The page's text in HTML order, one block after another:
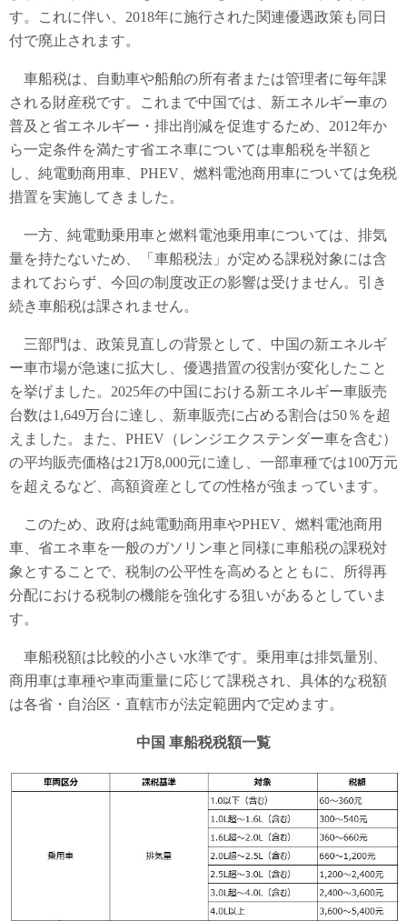
す。これに伴い、2018年に施行された関連優遇政策も同日
付で廃止されます。
車船税は、自動車や船舶の所有者または管理者に毎年課
される財産税です。これまで中国では、新エネルギー車の
普及と省エネルギー・排出削減を促進するため、2012年か
ら一定条件を満たす省エネ車については車船税を半額と
し、純電動商用車、PHEV、燃料電池商用車については免税
措置を実施してきました。
一方、純電動乗用車と燃料電池乗用車については、排気
量を持たないため、「車船税法」が定める課税対象には含
まれておらず、今回の制度改正の影響は受けません。引き
続き車船税は課されません。
三部門は、政策見直しの背景として、中国の新エネルギ
ー車市場が急速に拡大し、優遇措置の役割が変化したこと
を挙げました。2025年の中国における新エネルギー車販売
台数は1,649万台に達し、新車販売に占める割合は50％を超
えました。また、PHEV（レンジエクステンダー車を含む）
の平均販売価格は21万8,000元に達し、一部車種では100万元
を超えるなど、高額資産としての性格が強まっています。
このため、政府は純電動商用車やPHEV、燃料電池商用
車、省エネ車を一般のガソリン車と同様に車船税の課税対
象とすることで、税制の公平性を高めるとともに、所得再
分配における税制の機能を強化する狙いがあるとしていま
す。
車船税額は比較的小さい水準です。乗用車は排気量別、
商用車は車種や車両重量に応じて課税され、具体的な税額
は各省・自治区・直轄市が法定範囲内で定めます。
中国 車船税税額一覧